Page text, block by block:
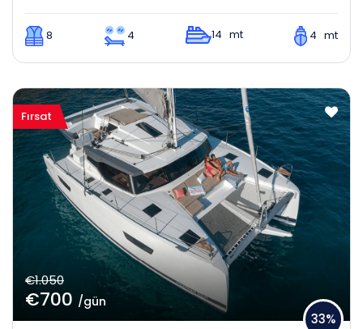
8 4 14 mt 4 mt
Fırsat
€1.050
€700 /gün
33%